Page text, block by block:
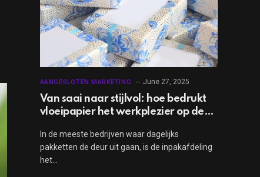
AANGESLOTEN MARKETING June 27, 2025
Van saai naar stijlvol: hoe bedrukt
vloeipapier het werkplezier op de
In de meeste bedrijven waar dagelijks
pakketten de deur uit gaan, is de inpakafdeling
het…